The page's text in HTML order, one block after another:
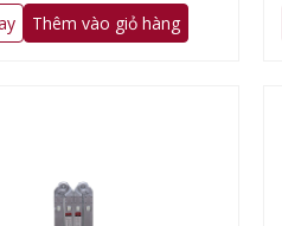
Thêm vào giỏ hàng